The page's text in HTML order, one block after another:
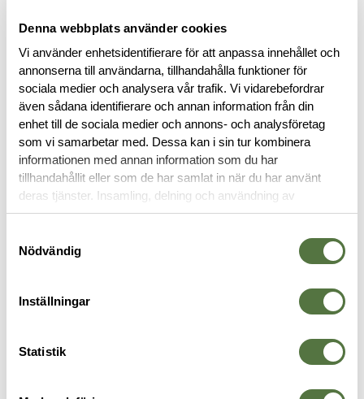
Denna webbplats använder cookies
Vi använder enhetsidentifierare för att anpassa innehållet och
annonserna till användarna, tillhandahålla funktioner för
sociala medier och analysera vår trafik. Vi vidarebefordrar
även sådana identifierare och annan information från din
enhet till de sociala medier och annons- och analysföretag
som vi samarbetar med. Dessa kan i sin tur kombinera
informationen med annan information som du har
tillhandahållit eller som de har samlat in när du har använt
deras tjänster. Insamling, delning och användning av
personuppgifter kan användas för personalisering av
Nödvändig
Inställningar
Statistik
BESKRIVNING
RECENSIONER